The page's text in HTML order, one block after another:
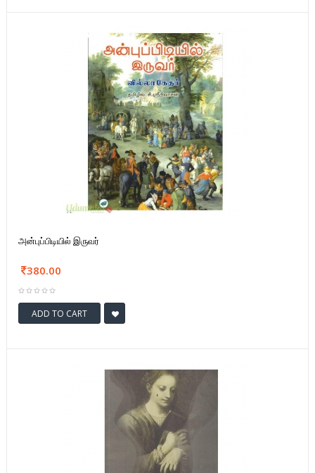
அன்புப்பிடியில் இருவர்
380.00
ADD TO CART